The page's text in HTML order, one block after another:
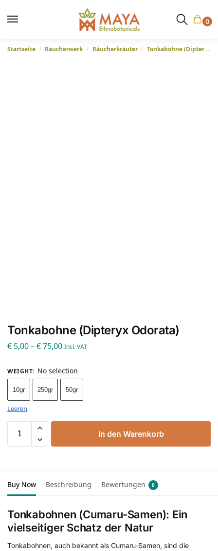
0
Startseite / Räucherwerk / Räucherkräuter / Tonkabohne (Dipteryx Odorata)
Tonkabohne (Dipteryx Odorata)
€ 5,00–€75,00 Incl. VAT
WEIGHT: No selection
10gr 250gr 50gr
Leeren
In den Warenkorb
Buy Now Beschreibung Bewertungen 0
Tonkabohnen (Cumaru-Samen): Ein
vielseitiger Schatz der Natur
Tonkabohnen, auch bekannt als Cumaru-Samen, sind die